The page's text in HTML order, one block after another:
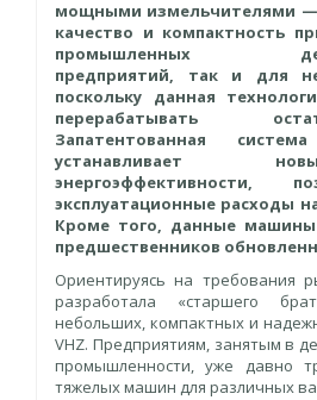
мощными измельчителями —
качество и компактность
промышленных
предприятий, так и для
поскольку данная
перерабатывать
Запатентованная
устанавливает
энергоэффективности,
эксплуатационные расходы
Кроме того, данные
предшественников
Ориентируясь на требования
разработала «старшего
небольших, компактных и
VHZ. Предприятиям, занятым в
промышленности, уже давно
тяжелых машин для различных